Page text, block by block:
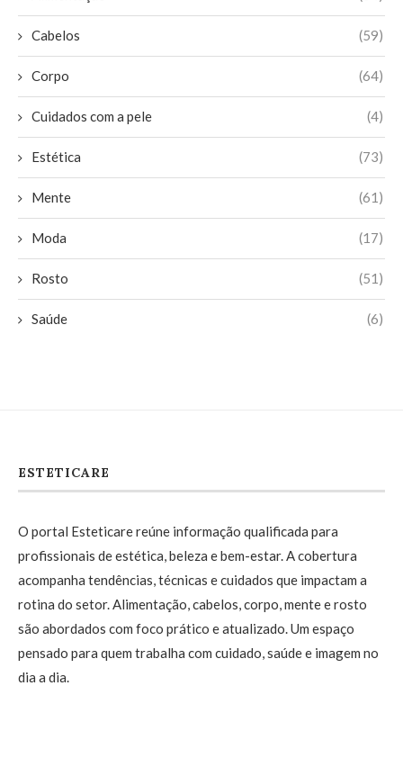
Cabelos (59)
Corpo (64)
Cuidados com a pele (4)
Estética (73)
Mente (61)
Moda (17)
Rosto (51)
Saúde (6)
ESTETICARE
O portal Esteticare reúne informação qualificada para
profissionais de estética, beleza e bem-estar. A cobertura
acompanha tendências, técnicas e cuidados que impactam a
rotina do setor. Alimentação, cabelos, corpo, mente e rosto
são abordados com foco prático e atualizado. Um espaço
pensado para quem trabalha com cuidado, saúde e imagem no
dia a dia.